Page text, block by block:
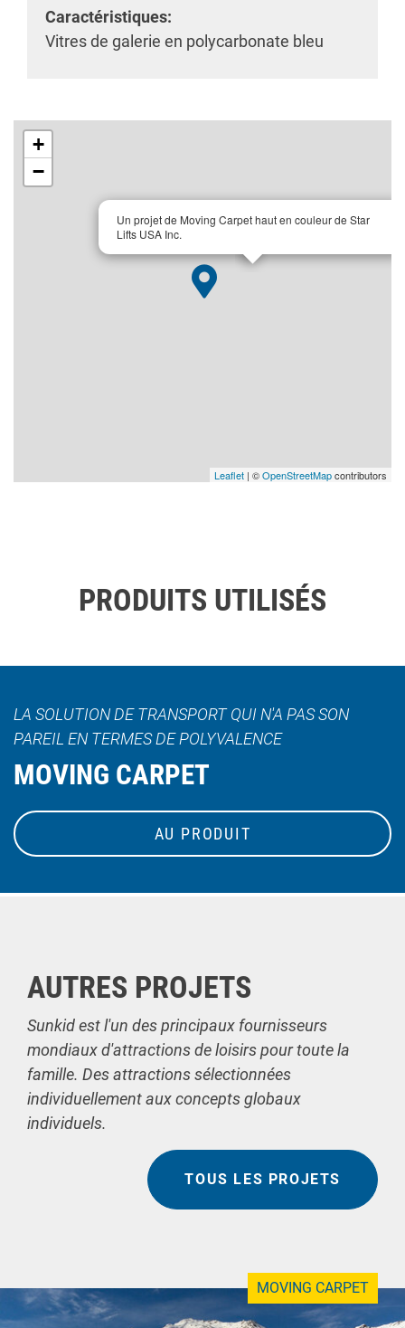
Caractéristiques:
Vitres de galerie en polycarbonate bleu
Un projet de Moving Carpet haut en couleur de Star
Lifts USA Inc.
+
−
Leaflet | ©OpenStreetMapcontributors
PRODUITS UTILISÉS
LA SOLUTION DE TRANSPORT QUI N'A PAS SON
PAREIL EN TERMES DE POLYVALENCE
MOVING CARPET
AU PRODUIT
AUTRES PROJETS
Sunkid est l'un des principaux fournisseurs
mondiaux d'attractions de loisirs pour toute la
famille. Des attractions sélectionnées
individuellement aux concepts globaux
individuels.
TOUS LES PROJETS
MOVING CARPET